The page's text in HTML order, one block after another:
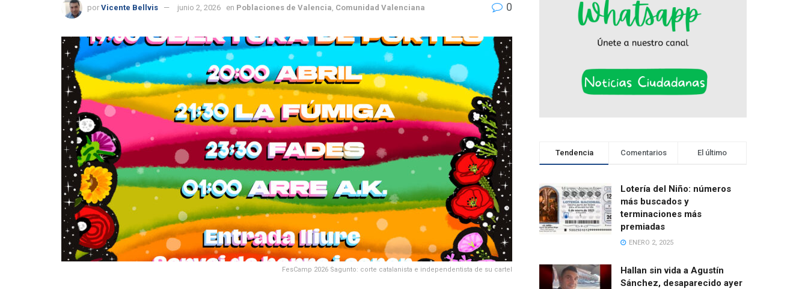
por Vicente Bellvis junio 2, 2026 en Poblaciones de Valencia Comunidad Valenciana 0
FesCamp 2026 Sagunto: corte catalanista e independentista de su cartel
Tendencia Comentarios El último
Lotería del Niño: números
más buscados y
terminaciones más
premiadas
ENERO 2, 2025
Hallan sin vida a Agustín
Sánchez, desaparecido ayer